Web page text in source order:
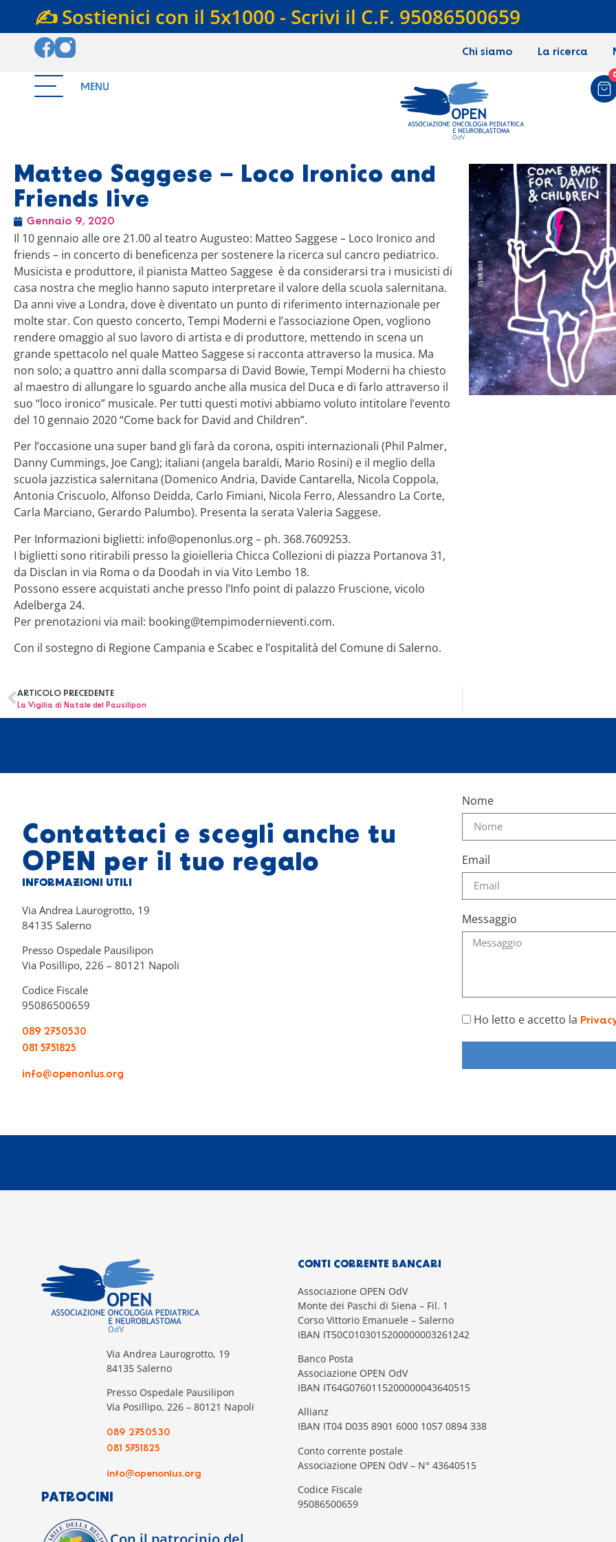
✍️ Sostienici con il 5x1000 - Scrivi il C.F. 95086500659
Chi siamo La ricerca
MENU
Matteo Saggese – Loco Ironico and
Friends live
Gennaio 9, 2020
Il 10 gennaio alle ore 21.00 al teatro Augusteo: Matteo Saggese – Loco Ironico and
friends – in concerto di beneficenza per sostenere la ricerca sul cancro pediatrico.
Musicista e produttore, il pianista Matteo Saggese è da considerarsi tra i musicisti di
casa nostra che meglio hanno saputo interpretare il valore della scuola salernitana.
Da anni vive a Londra, dove è diventato un punto di riferimento internazionale per
molte star. Con questo concerto, Tempi Moderni e l’associazione Open, vogliono
rendere omaggio al suo lavoro di artista e di produttore, mettendo in scena un
grande spettacolo nel quale Matteo Saggese si racconta attraverso la musica. Ma
non solo; a quattro anni dalla scomparsa di David Bowie, Tempi Moderni ha chiesto
al maestro di allungare lo sguardo anche alla musica del Duca e di farlo attraverso il
suo “loco ironico” musicale. Per tutti questi motivi abbiamo voluto intitolare l’evento
del 10 gennaio 2020 “Come back for David and Children”.
Per l’occasione una super band gli farà da corona, ospiti internazionali (Phil Palmer,
Danny Cummings, Joe Cang); italiani (angela baraldi, Mario Rosini) e il meglio della
scuola jazzistica salernitana (Domenico Andria, Davide Cantarella, Nicola Coppola,
Antonia Criscuolo, Alfonso Deidda, Carlo Fimiani, Nicola Ferro, Alessandro La Corte,
Carla Marciano, Gerardo Palumbo). Presenta la serata Valeria Saggese.
Per Informazioni biglietti: info@openonlus.org – ph. 368.7609253.
I biglietti sono ritirabili presso la gioielleria Chicca Collezioni di piazza Portanova 31,
da Disclan in via Roma o da Doodah in via Vito Lembo 18.
Possono essere acquistati anche presso l’Info point di palazzo Fruscione, vicolo
Adelberga 24.
Per prenotazioni via mail: booking@tempimodernieventi.com.
Con il sostegno di Regione Campania e Scabec e l’ospitalità del Comune di Salerno.
ARTICOLO PRECEDENTE
La Vigilia di Natale del Pausilipon
Contattaci e scegli anche tu
OPEN per il tuo regalo
INFORMAZIONI UTILI
Via Andrea Laurogrotto, 19
84135 Salerno
Presso Ospedale Pausilipon
Via Posillipo, 226 – 80121 Napoli
Codice Fiscale
95086500659
089 2750530
081 5751825
info@openonlus.org
Nome
Email
Messaggio
Ho letto e accetto la
Via Andrea Laurogrotto, 19
84135 Salerno
Presso Ospedale Pausilipon
Via Posillipo, 226 – 80121 Napoli
089 2750530
081 5751825
info@openonlus.org
PATROCINI
CONTI CORRENTE BANCARI
Associazione OPEN OdV
Monte dei Paschi di Siena – Fil. 1
Corso Vittorio Emanuele – Salerno
IBAN IT50C0103015200000003261242
Banco Posta
Associazione OPEN OdV
IBAN IT64G0760115200000043640515
Allianz
IBAN IT04 D035 8901 6000 1057 0894 338
Conto corrente postale
Associazione OPEN OdV – N° 43640515
Codice Fiscale
95086500659